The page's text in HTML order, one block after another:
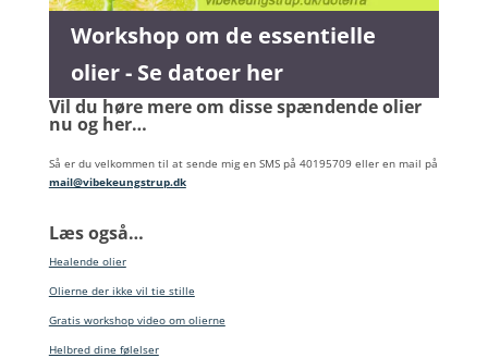
Workshop om de essentielle
olier - Se datoer her
Vil du høre mere om disse spændende olier
nu og her…
Så er du velkommen til at sende mig en SMS på 40195709 eller en mail på
mail@vibekeungstrup.dk
Læs også…
Healende olier
Olierne der ikke vil tie stille
Gratis workshop video om olierne
Helbred dine følelser